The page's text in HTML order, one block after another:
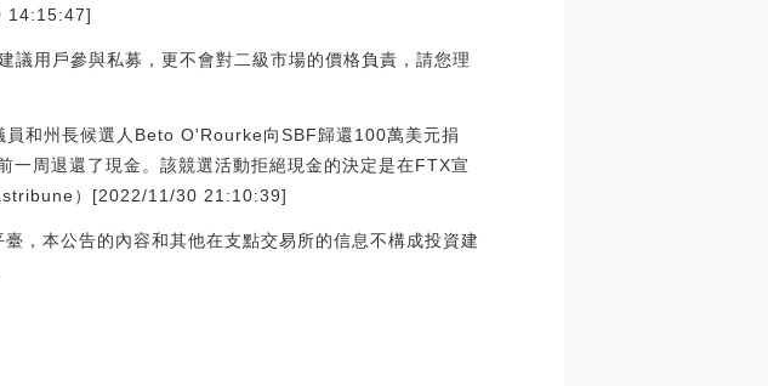
14:15:47]
議用戶參與私募，更不會對二級市場的價格負責，請您理
和州長候選人Beto O'Rourke向SBF歸還100萬美元捐
周退還了現金。該競選活動拒絕現金的決定是在FTX宣
）[2022/11/30 21:10:39]
，本公告的內容和其他在支點交易所的信息不構成投資建